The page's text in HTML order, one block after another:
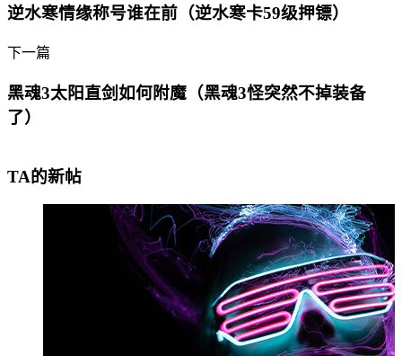
逆水寒情缘称号谁在前（逆水寒卡59级押镖）
下一篇
黑魂3太阳直剑如何附魔（黑魂3怪突然不掉装备
了）
TA的新帖